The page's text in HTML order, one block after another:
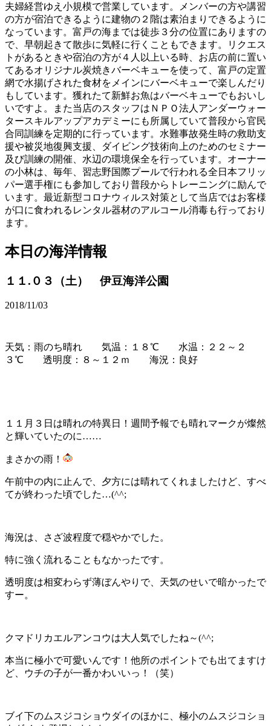
夫婦経営ゆえ小規模で営業しています。メンバーの方や講習
の方が宿泊できるように建物の２階は素泊まりできるように
なっています。富戸の海までは徒歩３分の位置にありますの
で、早朝起きて散歩に気軽に行くこともできます。リクエス
トがあるときや宿泊の方が４人以上いる時、お店の前に置い
てあるオリジナル炭焼きバーベキューを使って、富戸の定置
網で水揚げされた食材をメインにバーベキューで楽しんだり
もしています。獲れたて新鮮お魚はバーベキューでもおいし
いですよ。また当店のスタッフはＮＰＯ法人アンダーウォー
タースキルアップアカデミーにも所属していて普段から官民
合同訓練を定期的に行っています。水難事故発生時の救助支
援や被災地復興支援、ダイビング技術向上のためのセミナー
及び訓練の開催、水辺の環境保全を行っています。オーナー
の小林は、毎年、習志野国際プールで行われる全日本フリッ
パー選手権にも参加しており普段からトレーニングに励んで
います。最近新型コロナウィルス対策として当店ではお客様
が口に食われるレンタル器材のアルコール消毒も行っており
ます。
本日の海洋情報
１１.０３（土） 伊豆海洋公園
2018/11/03
天気：雨のち晴れ 気温：１８℃ 水温：２２～２
３℃ 透明度：８～１２ｍ 海況：良好
１１月３日は晴れの特異日！週間予報でも晴れマークが燦然
と輝いていたのに……
まさかの雨！
午前中の内に止んで、夕方には晴れてくれましたけど、すべ
てが終わった頃でした…(^^;
海況は、さざ波程度で穏やかでした。
特に強く流れることもなかったです。
透明度は相変わらず薄ぼんやりで、天気のせいで暗かったで
すー。
クマドリカエルアンコウは大人気でしたね～(^^;
本当に極小で可愛いんです！他所のポイントでも出てますけ
ど、ウチの子が一番かわいいっ！（笑）
ブイ下のムスジコショウダイのほかに、極小のムスジコショ